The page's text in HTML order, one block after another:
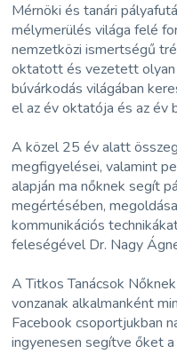
Mérnöki és tanári
mélymerülés világa felé
nemzetközi ismertségű
oktatott és vezetett olyan
búvárkodás világában
el az év oktatója és az év
A közel 25 év alatt
megfigyelései, valamint
alapján ma nőknek segít
megértésében,
kommunikációs
feleségével Dr. Nagy
A Titkos Tanácsok
vonzanak alkalmanként
Facebook csoportjukban
ingyenesen segítve őket